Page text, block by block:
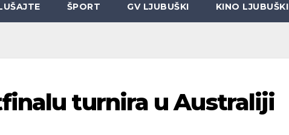
ŠPORT GV LJUBUŠKI KINO LJUBUŠKI
turnira u Australiji